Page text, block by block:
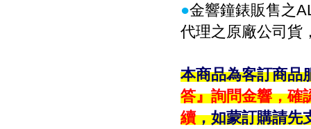
●金響鐘錶販售之
代理之原廠公司貨
本商品為客訂商品
答』詢問金響，確
續，如蒙訂購請先